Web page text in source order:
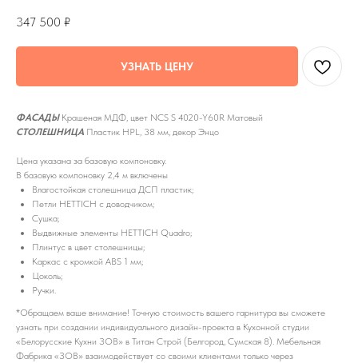
347 500 ₽
УЗНАТЬ ЦЕНУ
ФАСАДЫКрашеная МДФ, цвет NCS S 4020-Y60R Матовый
СТОЛЕШНИЦА Пластик HPL, 38 мм, декор Энцо
Цена указана за базовую компоновку.
В базовую компоновку 2,4 м включены
Влагостойкая столешница ДСП пластик;
Петли HETTICH с доводчиком;
Сушка;
Выдвижные элементы HETTICH Quadro;
Плинтус в цвет столешницы;
Каркас с кромкой ABS 1 мм;
Цоколь;
Ручки.
*Обращаем ваше внимание! Точную стоимость вашего гарнитура вы сможете
узнать при создании индивидуального дизайн-проекта в Кухонной студии
«Белорусские Кухни ЗОВ» в Титан Строй (Белгород, Сумская 8). Мебельная
Фабрика «ЗОВ» взаимодействует со своими клиентами только через